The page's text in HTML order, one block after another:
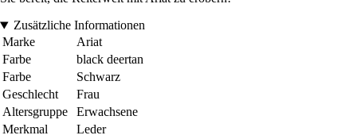
Zusätzliche Informationen
Marke
Ariat
Farbe
black deertan
Farbe
Schwarz
Geschlecht
Frau
Altersgruppe
Erwachsene
Merkmal
Leder